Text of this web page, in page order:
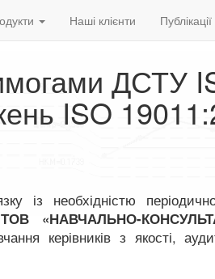
Наші клієнти Публікації
ДСТУ
ISO
із необхідністю
ТОВ «НАВЧАЛЬНО-
керівників з якості,